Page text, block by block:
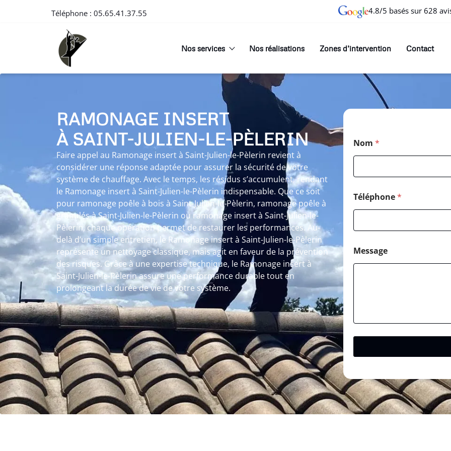
Téléphone : 05.65.41.37.55 4.8/5 basés sur 628
Nos services Nos réalisations Zones d’intervention Contact
RAMONAGE INSERT
À SAINT-JULIEN-LE-PÈLERIN
Faire appel au Ramonage insert à Saint-Julien-le-Pèlerin revient à
considérer une réponse adaptée pour assurer la sécurité de votre
système de chauffage. Avec le temps, les résidus s’accumulent, rendant
le Ramonage insert à Saint-Julien-le-Pèlerin indispensable. Que ce soit
pour ramonage poêle à bois à Saint-Julien-le-Pèlerin, ramonage poêle à
granulés à Saint-Julien-le-Pèlerin ou ramonage insert à Saint-Julien-le-
Pèlerin, chaque opération permet de restaurer les performances. Au-
delà d’un simple entretien, le Ramonage insert à Saint-Julien-le-Pèlerin
représente un nettoyage classique, mais agit en faveur de la prévention
des risques. Grâce à une expertise technique, le Ramonage insert à
Saint-Julien-le-Pèlerin assure une performance durable tout en
prolongeant la durée de vie de votre système.
Nom *
Téléphone*
Message